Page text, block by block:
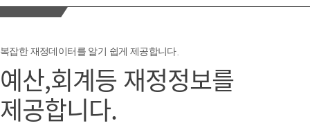
복잡한 재정데이터를 알기 쉽게 제공합니다.
예산,회계등 재정정보를
제공합니다.